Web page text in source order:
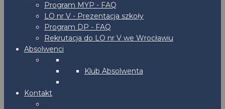
Program MYP - FAQ
LO nr V - Prezentacja szkoły
Program DP - FAQ
Rekrutacja do LO nr V we Wrocławiu
Absolwenci
Klub Absolwenta
Kontakt